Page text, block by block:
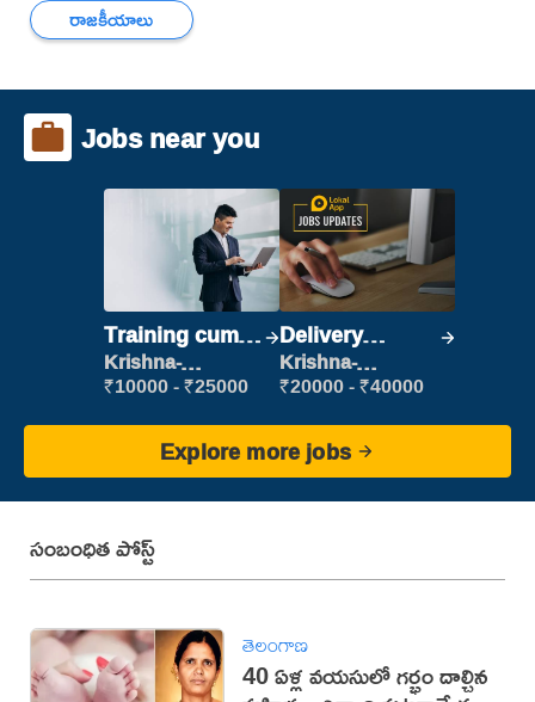
రాజకీయాలు
Jobs near you
Training cum
Placement
Krishna-
vijayawada
₹10000 - ₹25000
Delivery
Executive
Krishna-
vijayawada
₹20000 - ₹40000
Explore more jobs
సంబంధిత పోస్ట్
తెలంగాణ
40 ఏళ్ల వయసులో గర్భం దాల్చిన